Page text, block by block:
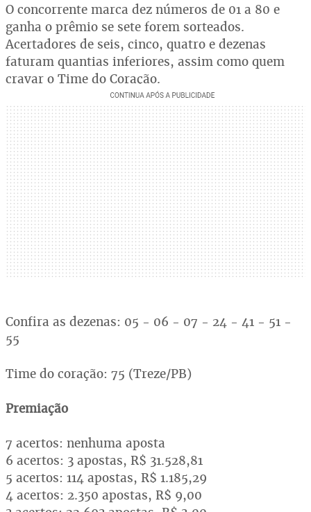
O concorrente marca dez números de 01 a 80 e
ganha o prêmio se sete forem sorteados.
Acertadores de seis, cinco, quatro e dezenas
faturam quantias inferiores, assim como quem
cravar o Time do Coração.
Confira as dezenas: 05 - 06 - 07 - 24 - 41 - 51 -
55
Time do coração: 75 (Treze/PB)
Premiação
7 acertos: nenhuma aposta
6 acertos: 3 apostas, R$ 31.528,81
5 acertos: 114 apostas, R$ 1.185,29
4 acertos: 2.350 apostas, R$ 9,00